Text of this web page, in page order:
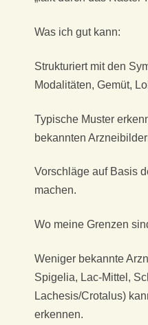
Was ich gut kann:
Strukturiert mit den
Modalitäten, Gemüt,
Typische Muster
bekannten
Vorschläge auf Basis
machen.
Wo meine Grenzen
Weniger bekannte
Spigelia, Lac-Mittel,
Lachesis/Crotalus)
erkennen.